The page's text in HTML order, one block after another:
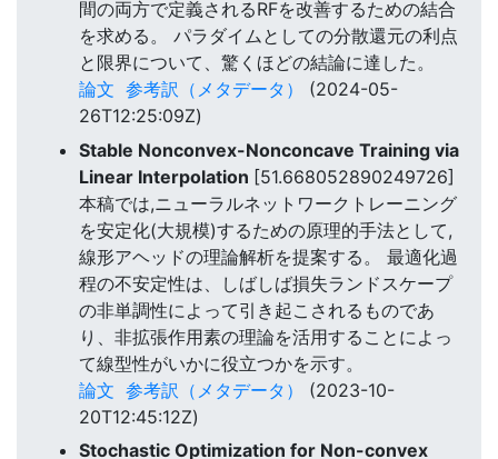
間の両方で定義されるRFを改善するための結合
を求める。 パラダイムとしての分散還元の利点
と限界について、驚くほどの結論に達した。
論文 参考訳（メタデータ）
(2024-05-
26T12:25:09Z)
Stable Nonconvex-Nonconcave Training via
Linear Interpolation [51.668052890249726]
本稿では,ニューラルネットワークトレーニング
を安定化(大規模)するための原理的手法として,
線形アヘッドの理論解析を提案する。 最適化過
程の不安定性は、しばしば損失ランドスケープ
の非単調性によって引き起こされるものであ
り、非拡張作用素の理論を活用することによっ
て線型性がいかに役立つかを示す。
論文 参考訳（メタデータ）
(2023-10-
20T12:45:12Z)
Stochastic Optimization for Non-convex